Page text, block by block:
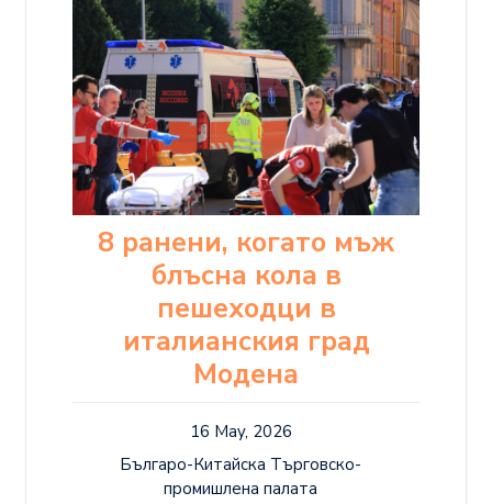
8 ранени, когато мъж
блъсна кола в
пешеходци в
италианския град
Модена
16 May, 2026
Българо-Китайска Търговско-
промишлена палaта